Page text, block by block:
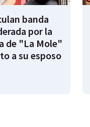
banda
por la
de "La Mole"
a su esposo